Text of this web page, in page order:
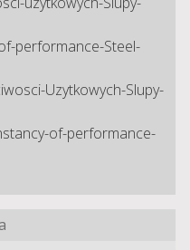
performance-Steel-
Uzytkowych-Slupy-
of-performance-